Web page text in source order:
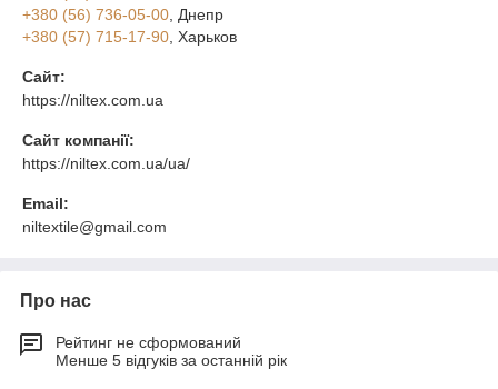
+380 (56) 736-05-00 , Днепр
+380 (57) 715-17-90 , Харьков
Сайт:
https://niltex.com.ua
Сайт компанії:
https://niltex.com.ua/ua/
Email:
niltextile@gmail.com
Про нас
Рейтинг не сформований
Менше 5 відгуків за останній рік